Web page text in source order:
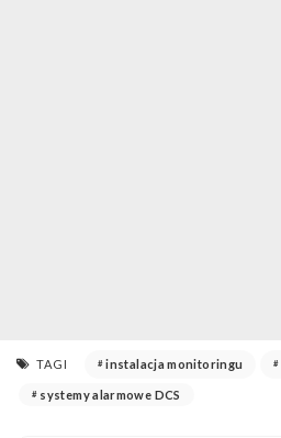
TAGI instalacja monitoringu
systemy alarmowe DCS